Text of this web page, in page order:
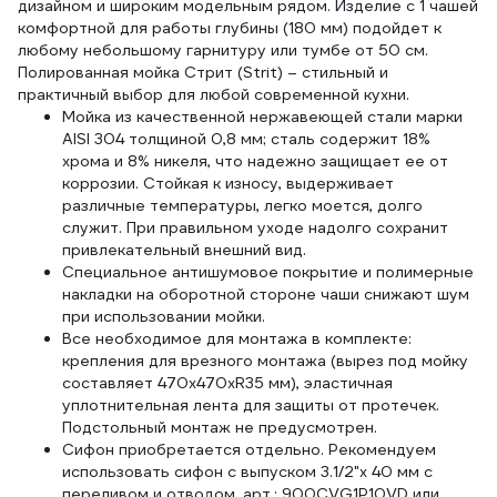
дизайном и широким модельным рядом. Изделие с 1 чашей
комфортной для работы глубины (180 мм) подойдет к
любому небольшому гарнитуру или тумбе от 50 см.
Полированная мойка Стрит (Strit) – стильный и
практичный выбор для любой современной кухни.
Мойка из качественной нержавеющей стали марки
AISI 304 толщиной 0,8 мм; сталь содержит 18%
хрома и 8% никеля, что надежно защищает ее от
коррозии. Стойкая к износу, выдерживает
различные температуры, легко моется, долго
служит. При правильном уходе надолго сохранит
привлекательный внешний вид.
Специальное антишумовое покрытие и полимерные
накладки на оборотной стороне чаши снижают шум
при использовании мойки.
Все необходимое для монтажа в комплекте:
крепления для врезного монтажа (вырез под мойку
составляет 470х470хR35 мм), эластичная
уплотнительная лента для защиты от протечек.
Подстольный монтаж не предусмотрен.
Сифон приобретается отдельно. Рекомендуем
использовать сифон с выпуском 3.1/2"x 40 мм с